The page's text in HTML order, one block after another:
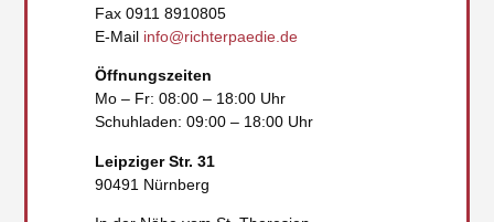
Fax 0911 8910805
E-Mail info@richterpaedie.de
Öffnungszeiten
Mo – Fr: 08:00 – 18:00 Uhr
Schuhladen: 09:00 – 18:00 Uhr
Leipziger Str. 31
90491 Nürnberg